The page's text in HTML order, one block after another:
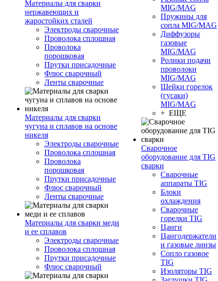
Материалы для сварки
нержавеющих и
жаростойких сталей
Электроды сварочные
Проволока сплошная
Проволока
порошковая
Прутки присадочные
Флюс сварочный
Ленты сварочные
Материалы для сварки
чугуна и сплавов на основе
никеля
Электроды сварочные
Проволока сплошная
Проволока
порошковая
Прутки присадочные
Флюс сварочный
Ленты сварочные
Материалы для сварки меди
и ее сплавов
Электроды сварочные
Проволока сплошная
Прутки присадочные
Флюс сварочный
MIG/MAG
Пружины для
сопла MIG/MAG
Диффузоры
газовые
MIG/MAG
Ролики подачи
проволоки
MIG/MAG
Шейки горелок
(гусаки)
MIG/MAG
+ ЕЩЕ
Сварочное
оборудование для TIG
сварки
Сварочные
аппараты TIG
Блоки
охлаждения
Сварочные
горелки TIG
Цанги
Цангодержатели
и газовые линзы
Сопло газовое
TIG
Изоляторы TIG